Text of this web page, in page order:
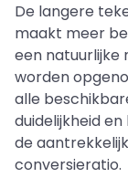
De langere
maakt meer
een natuurlijke
worden
alle
duidelijkheid
de
conversieratio.